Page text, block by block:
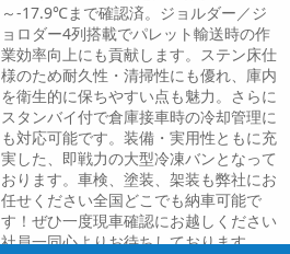
～-17.9℃まで確認済。ジョルダー／ジ
ョロダー4列搭載でパレット輸送時の作
業効率向上にも貢献します。ステン床仕
様のため耐久性・清掃性にも優れ、庫内
を衛生的に保ちやすい点も魅力。さらに
スタンバイ付で倉庫接車時の冷却管理に
も対応可能です。装備・実用性ともに充
実した、即戦力の大型冷凍バンとなって
おります。車検、塗装、架装も弊社にお
任せください全国どこでも納車可能で
す！ぜひ一度現車確認にお越しください
社員一同心よりお待ちしております